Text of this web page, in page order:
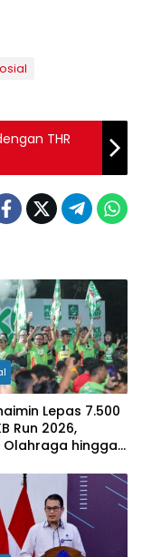
THR
Lepas 7.500
Run 2026,
Olahraga hingga